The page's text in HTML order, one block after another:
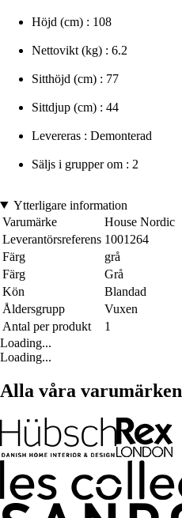
Höjd (cm) : 108
Nettovikt (kg) : 6.2
Sitthöjd (cm) : 77
Sittdjup (cm) : 44
Levereras : Demonterad
Säljs i grupper om : 2
Ytterligare information
Varumärke
House Nordic
Leverantörsreferens 1001264
Färg
grå
Färg
Grå
Kön
Blandad
Åldersgrupp
Vuxen
Antal per produkt
1
Loading...
Loading...
Alla våra varumärken